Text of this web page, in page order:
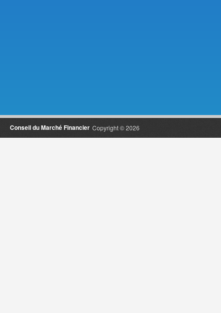
Copyright © 2026
Conseil du Marché Financier